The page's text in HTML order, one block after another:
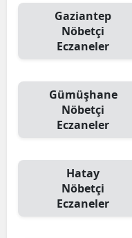
Gaziantep
Nöbetçi
Eczaneler
Gümüşhane
Nöbetçi
Eczaneler
Hatay
Nöbetçi
Eczaneler